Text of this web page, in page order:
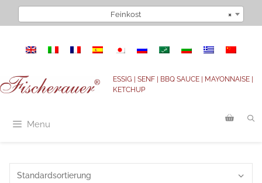
Inhalt
×
Feinkost
ESSIG | SENF | BBQ SAUCE | MAYONNAISE |
KETCHUP
Menu